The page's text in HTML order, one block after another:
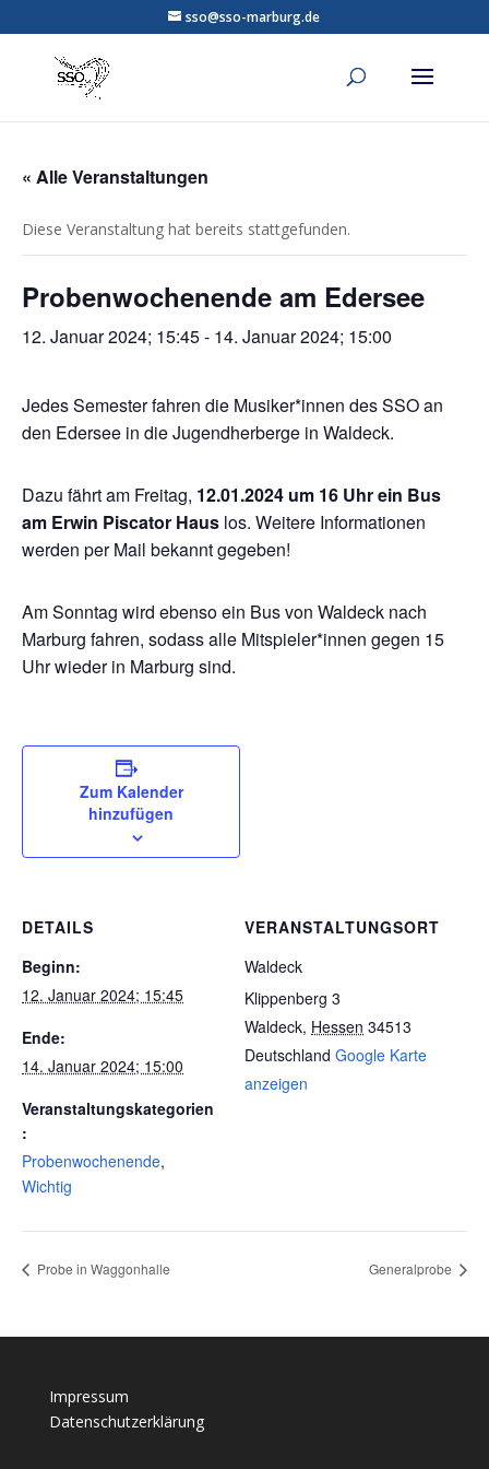
sso@sso-marburg.de
« Alle Veranstaltungen
Diese Veranstaltung hat bereits stattgefunden.
Probenwochenende am Edersee
12. Januar 2024; 15:45- 14. Januar 2024; 15:00
Jedes Semester fahren die Musiker*innen des SSO an
den Edersee in die Jugendherberge in Waldeck.
Dazu fährt am Freitag, 12.01.2024 um 16 Uhr ein Bus
am Erwin Piscator Haus los. Weitere Informationen
werden per Mail bekannt gegeben!
Am Sonntag wird ebenso ein Bus von Waldeck nach
Marburg fahren, sodass alle Mitspieler*innen gegen 15
Uhr wieder in Marburg sind.
Zum Kalender
hinzufügen
DETAILS
Beginn:
12. Januar 2024; 15:45
Ende:
14. Januar 2024; 15:00
Veranstaltungskategorien
:
Probenwochenende,
Wichtig
VERANSTALTUNGSORT
Waldeck
Klippenberg 3
Waldeck, Hessen 34513
Deutschland Google Karte
anzeigen
Probe in Waggonhalle Generalprobe
Impressum
Datenschutzerklärung